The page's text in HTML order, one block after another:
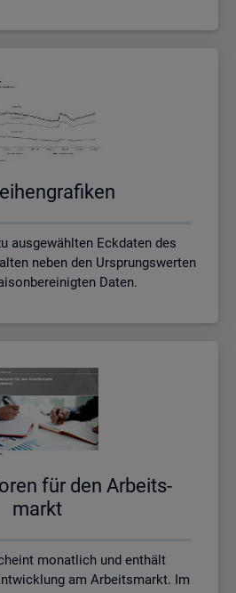
ausgewählten Eckdaten des
neben den Ursprungswerten
Daten.
für den Ar­beits­
markt
monatlich und enthält
am Arbeitsmarkt. Im